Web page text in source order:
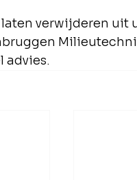
verwijderen uit
advies.